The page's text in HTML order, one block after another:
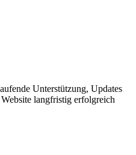
Unterstützung, Updates
langfristig erfolgreich